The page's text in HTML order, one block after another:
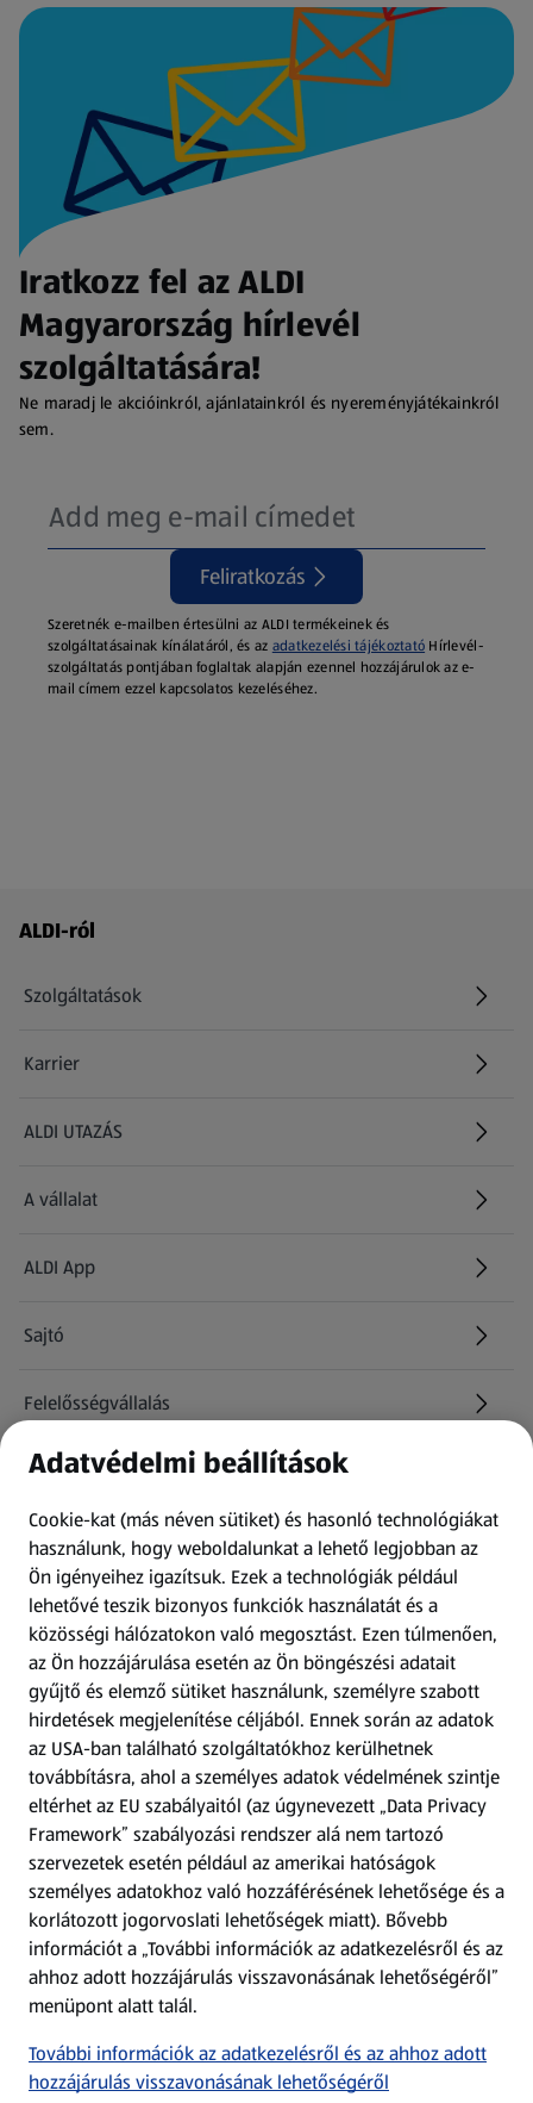
Iratkozz fel az ALDI
Magyarország hírlevél
szolgáltatására!
Ne maradj le akcióinkról, ajánlatainkról és nyereményjátékainkról
sem.
Feliratkozás
Szeretnék e-mailben értesülni az ALDI termékeinek és
szolgáltatásainak kínálatáról, és az adatkezelési tájékoztató Hírlevél-
szolgáltatás pontjában foglaltak alapján ezennel hozzájárulok az e-
mail címem ezzel kapcsolatos kezeléséhez.
Láblécmenü - további linkek
ALDI-ról
Szolgáltatások
Karrier
(új oldalon nyílik meg)
ALDI UTAZÁS
(új oldalon nyílik meg)
A vállalat
ALDI App
Sajtó
Felelősségvállalás
Információk
Kérdőív
Fizetési lehetőségek
ALDI utalványok
Árcsökkentés
Adattörlő alkalmazás
Szervizpont
(új oldalon nyílik meg)
Fedezz fel minket az interneten!
Töltsd le az ALDI Magyarország applikációt!
Adatvédelmi beállítások
Cookie-kat (más néven sütiket) és hasonló technológiákat
használunk, hogy weboldalunkat a lehető legjobban az
Ön igényeihez igazítsuk. Ezek a technológiák például
lehetővé teszik bizonyos funkciók használatát és a
közösségi hálózatokon való megosztást. Ezen túlmenően,
az Ön hozzájárulása esetén az Ön böngészési adatait
gyűjtő és elemző sütiket használunk, személyre szabott
hirdetések megjelenítése céljából. Ennek során az adatok
az USA-ban található szolgáltatókhoz kerülhetnek
továbbításra, ahol a személyes adatok védelmének szintje
eltérhet az EU szabályaitól (az úgynevezett „Data Privacy
Framework” szabályozási rendszer alá nem tartozó
szervezetek esetén például az amerikai hatóságok
személyes adatokhoz való hozzáférésének lehetősége és a
korlátozott jogorvoslati lehetőségek miatt). Bővebb
információt a „További információk az adatkezelésről és az
ahhoz adott hozzájárulás visszavonásának lehetőségéről”
menüpont alatt talál.
További információk az adatkezelésről és az ahhoz adott
hozzájárulás visszavonásának lehetőségéről